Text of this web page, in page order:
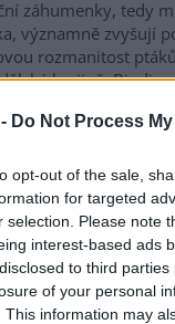
Do Not Process
opt-out of the sale,
for targeted
selection. Please note
interest-based ads
to third
of your personal
This information may
záhumenky, tedy
významně zvyšují
rozmanitost
krajině.
ptákům
krajině
obratlovců
Ecosystems
přesun peněz z